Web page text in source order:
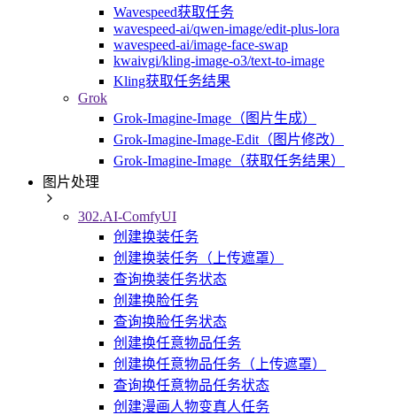
Wavespeed获取任务
wavespeed-ai/qwen-image/edit-plus-lora
wavespeed-ai/image-face-swap
kwaivgi/kling-image-o3/text-to-image
Kling获取任务结果
Grok
Grok-Imagine-Image（图片生成）
Grok-Imagine-Image-Edit（图片修改）
Grok-Imagine-Image（获取任务结果）
图片处理
302.AI-ComfyUI
创建换装任务
创建换装任务（上传遮罩）
查询换装任务状态
创建换脸任务
查询换脸任务状态
创建换任意物品任务
创建换任意物品任务（上传遮罩）
查询换任意物品任务状态
创建漫画人物变真人任务